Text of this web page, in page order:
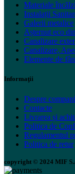
Materiale
Instalații
Galerii metalice
Așternut eco
Canalizare
Canalizare,
Elemente de
Informaţii
Despre
Contacte
Livrarea și
Politica de
Regulamentul
Politica de retur
copyright © 2024 MIF